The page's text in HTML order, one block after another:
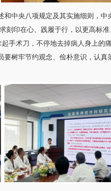
中央八项规定及其实施细则，中
刻印在心、践履于行，以更高标
手术刀，不停地去掉病人身上的
树牢节约观念、俭朴意识，认